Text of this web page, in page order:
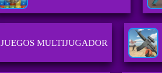
JUEGOS MULTIJUGADOR